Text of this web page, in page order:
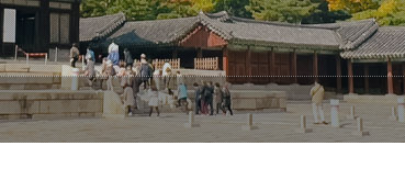
장학정보
전공로드맵